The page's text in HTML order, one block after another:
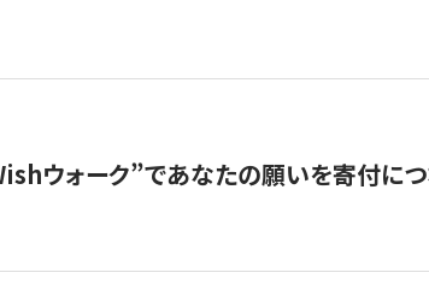
ウォーク”であなたの願いを寄付に